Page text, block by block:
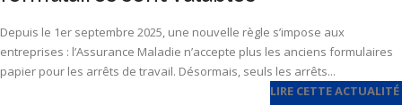
Depuis le 1er septembre 2025, une nouvelle règle s’impose aux
entreprises : l’Assurance Maladie n’accepte plus les anciens formulaires
papier pour les arrêts de travail. Désormais, seuls les arrêts...
LIRE CETTE ACTUALITÉ